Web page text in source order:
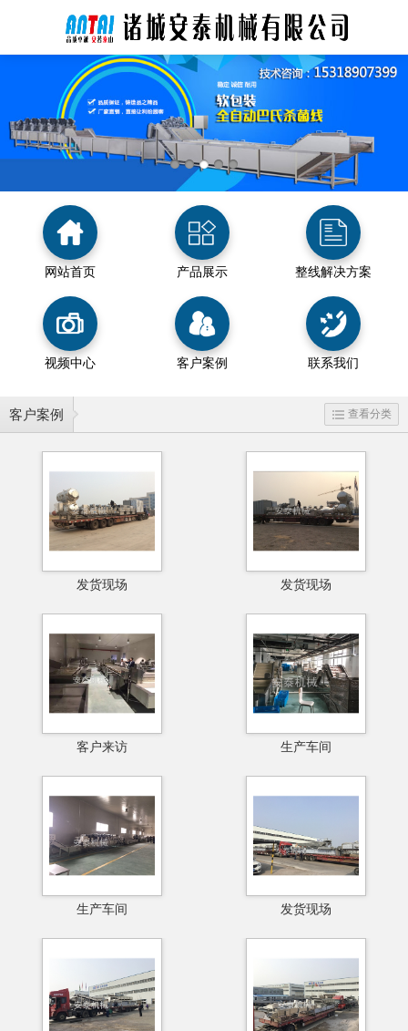
网站首页 产品展示 整线解决方案
视频中心 客户案例 联系我们
客户案例 查看分类
发货现场 发货现场
客户来访 生产车间
生产车间 发货现场